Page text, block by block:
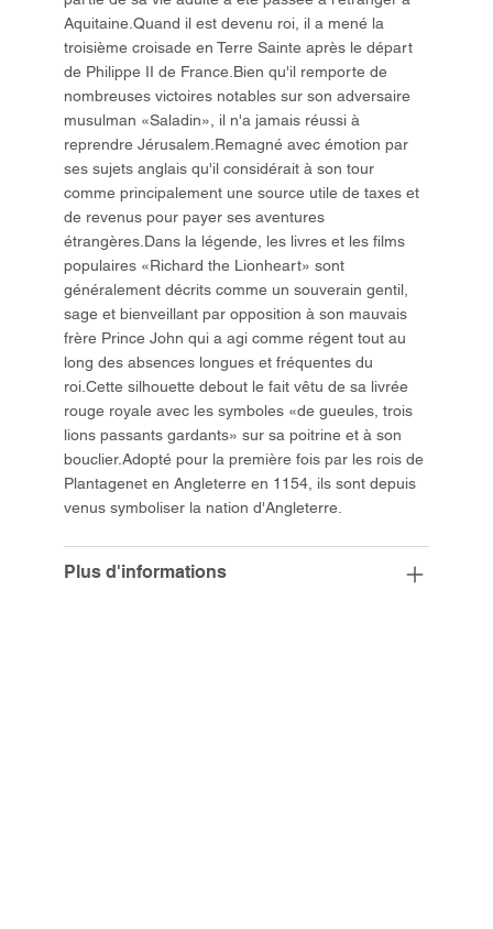
Aquitaine.Quand il est devenu roi, il a mené la
troisième croisade en Terre Sainte après le départ
de Philippe II de France.Bien qu'il remporte de
nombreuses victoires notables sur son adversaire
musulman «Saladin», il n'a jamais réussi à
reprendre Jérusalem.Remagné avec émotion par
ses sujets anglais qu'il considérait à son tour
comme principalement une source utile de taxes et
de revenus pour payer ses aventures
étrangères.Dans la légende, les livres et les films
populaires «Richard the Lionheart» sont
généralement décrits comme un souverain gentil,
sage et bienveillant par opposition à son mauvais
frère Prince John qui a agi comme régent tout au
long des absences longues et fréquentes du
roi.Cette silhouette debout le fait vêtu de sa livrée
rouge royale avec les symboles «de gueules, trois
lions passants gardants» sur sa poitrine et à son
bouclier.Adopté pour la première fois par les rois de
Plantagenet en Angleterre en 1154, ils sont depuis
venus symboliser la nation d'Angleterre.
Plus d'informations